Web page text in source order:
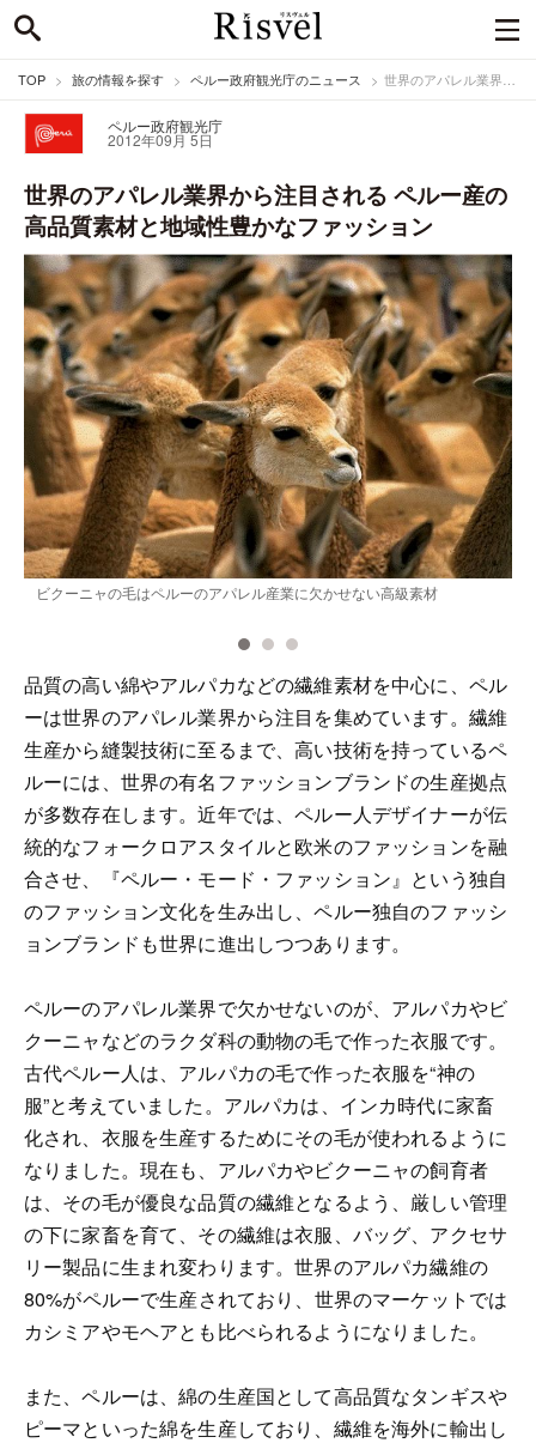
TOP 旅の情報を探す ペルー政府観光庁のニュース 世界のアパレル業界から注目される ペルー産の高品質素材と地域性豊かなファッション
ペルー政府観光庁
2012年09月 5日
世界のアパレル業界から注目される ペルー産の
高品質素材と地域性豊かなファッション
ビクーニャの毛はペルーのアパレル産業に欠かせない高級素材
品質の高い綿やアルパカなどの繊維素材を中心に、ペル
ーは世界のアパレル業界から注目を集めています。繊維
生産から縫製技術に至るまで、高い技術を持っているペ
ルーには、世界の有名ファッションブランドの生産拠点
が多数存在します。近年では、ペルー人デザイナーが伝
統的なフォークロアスタイルと欧米のファッションを融
合させ、『ペルー・モード・ファッション』という独自
のファッション文化を生み出し、ペルー独自のファッシ
ョンブランドも世界に進出しつつあります。
ペルーのアパレル業界で欠かせないのが、アルパカやビ
クーニャなどのラクダ科の動物の毛で作った衣服です。
古代ペルー人は、アルパカの毛で作った衣服を“神の
服”と考えていました。アルパカは、インカ時代に家畜
化され、衣服を生産するためにその毛が使われるように
なりました。現在も、アルパカやビクーニャの飼育者
は、その毛が優良な品質の繊維となるよう、厳しい管理
の下に家畜を育て、その繊維は衣服、バッグ、アクセサ
リー製品に生まれ変わります。世界のアルパカ繊維の
80%がペルーで生産されており、世界のマーケットでは
カシミアやモヘアとも比べられるようになりました。
また、ペルーは、綿の生産国として高品質なタンギスや
ピーマといった綿を生産しており、繊維を海外に輸出し